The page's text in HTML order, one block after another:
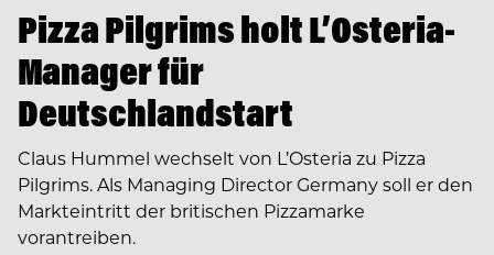
Pizza Pilgrims holt L’Osteria-
Manager für
Deutschlandstart
Claus Hummel wechselt von L’Osteria zu Pizza
Pilgrims. Als Managing Director Germany soll er den
Markteintritt der britischen Pizzamarke
vorantreiben.